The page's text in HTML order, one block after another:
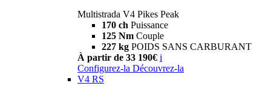
Multistrada V4 Pikes Peak
170 ch Puissance
125 Nm Couple
227 kg POIDS SANS CARBURANT
À partir de 33 190€ i
Configurez-la Découvrez-la
V4 RS